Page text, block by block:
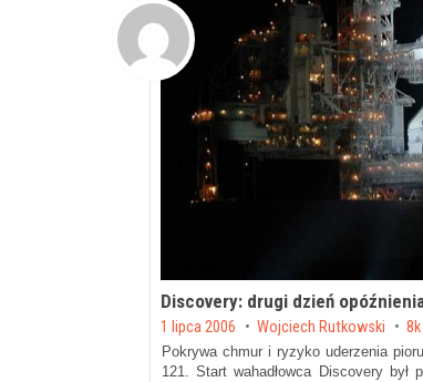
Discovery: drugi dzień
Posted on
1 lipca 2006 byWojciech Rutkowski
Pokrywa chmur i ryzyko uderzenia
121. Start wahadłowca Discovery